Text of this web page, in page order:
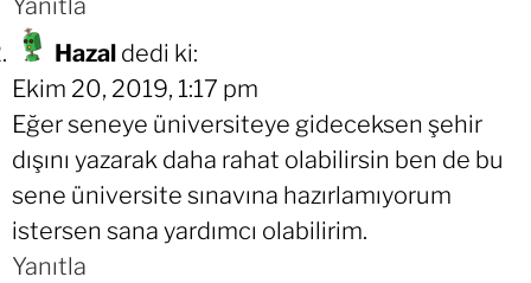
Yanıtla
Hazal dedi ki:
Ekim 20, 2019, 1:17 pm
Eğer seneye üniversiteye gideceksen şehir
dışını yazarak daha rahat olabilirsin ben de bu
sene üniversite sınavına hazırlamıyorum
istersen sana yardımcı olabilirim.
Yanıtla